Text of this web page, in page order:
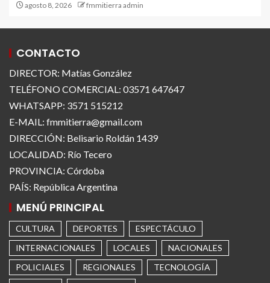
agosto 8, 2026 fmmitierra admin
CONTACTO
DIRECTOR: Matías González
TELÉFONO COMERCIAL: 03571 647647
WHATSAPP: 3571 515212
E-MAIL: fmmitierra@gmail.com
DIRECCIÓN: Belisario Roldán 1439
LOCALIDAD: Río Tecero
PROVINCIA: Córdoba
PAÍS: República Argentina
MENÚ PRINCIPAL
CULTURA DEPORTES
ESPECTÁCULO
INTERNACIONALES
LOCALES
NACIONALES
POLICIALES
REGIONALES
TECNOLOGÍA